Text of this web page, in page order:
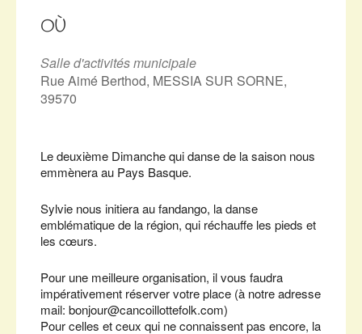
OÙ
Salle d'activités municipale
Rue Aimé Berthod, MESSIA SUR SORNE,
39570
Le deuxième Dimanche qui danse de la saison nous
emmènera au Pays Basque.
Sylvie nous initiera au fandango, la danse
emblématique de la région, qui réchauffe les pieds et
les cœurs.
Pour une meilleure organisation, il vous faudra
impérativement réserver votre place (à notre adresse
mail: bonjour@cancoillottefolk.com)
Pour celles et ceux qui ne connaissent pas encore, la